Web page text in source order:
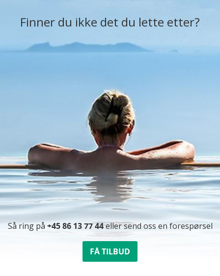
Finner du ikke det du lette etter?
Så ring på +45 86 13 77 44eller send oss ​​en forespørsel
FÅ TILBUD